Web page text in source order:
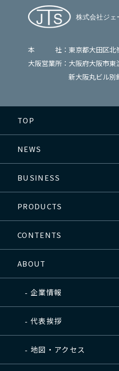
本 社： 東京都大田区北
大阪営業所： 大阪府大阪市
新大阪丸ビル別
TOP
NEWS
BUSINESS
PRODUCTS
CONTENTS
ABOUT
企業情報
代表挨拶
地図・アクセス